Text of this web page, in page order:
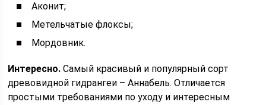
Аконит;
Метельчатые флоксы;
Мордовник.
Интересно. Самый красивый и популярный сорт
древовидной гидрангеи – Аннабель. Отличается
простыми требованиями по уходу и интересным